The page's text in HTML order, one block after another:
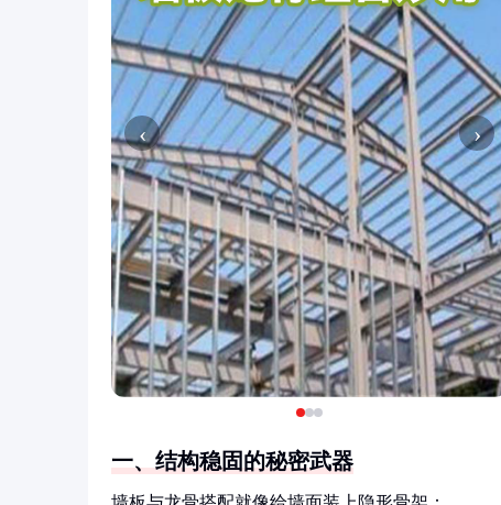
‹ ›
一、结构稳固的秘密武器